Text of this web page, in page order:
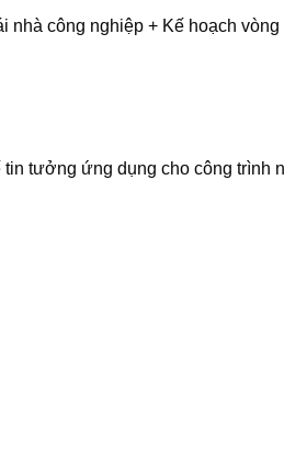
nhà công nghiệp + Kế hoạch
tưởng ứng dụng cho công trình